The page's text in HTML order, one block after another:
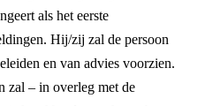
als het eerste
Hij/zij zal de persoon
en van advies voorzien.
zal – in overleg met de